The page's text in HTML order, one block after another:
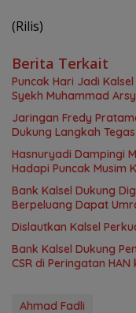
(Rilis)
Berita Terkait
Puncak Hari Jadi
Syekh Muhammad
Jaringan Fredy
Dukung Langkah
Hasnuryadi Dampingi
Hadapi Puncak Musim
Bank Kalsel Dukung
Berpeluang Dapat
Dislautkan Kalsel
Bank Kalsel Dukung
CSR di Peringatan HAN
Ahmad Fadli